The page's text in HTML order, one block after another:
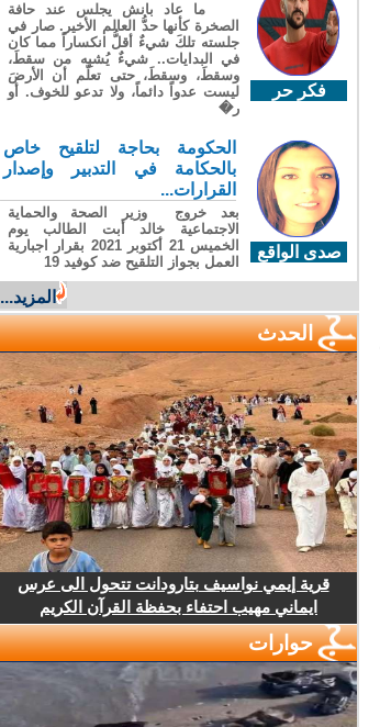
فكر حر
ما عاد بانش يجلس عند حافة
الصخرة كأنها حدُّ العالم الأخير. صار في
جلسته تلكَ شيءٌ أقلُّ انكساراً مما كان
في البدايات.. شيءٌ يُشبِه من سقطَ،
وسقطَ، وسقطَ، حتى تعلّم أن الأرضَ
ليست عدواً دائماً، ولا تدعو للخوف. أو
ر�
صدى الواقع
الحكومة بحاجة لتلقيح خاص
بالحكامة في التدبير وإصدار
القرارات...
بعد خروج وزير الصحة والحماية
الاجتماعية خالد أبت الطالب يوم
الخميس 21 أكتوبر 2021 بقرار اجبارية
العمل بجواز التلقيح ضد كوفيد 19
المزيد...
الحدث
قرية إيمي نواسيف بتارودانت تتحول الى عرس
ايماني مهيب احتفاء بحفظة القرآن الكريم
حوارات